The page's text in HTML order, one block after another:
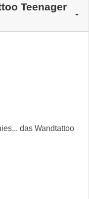
Teenager
das Wandtattoo